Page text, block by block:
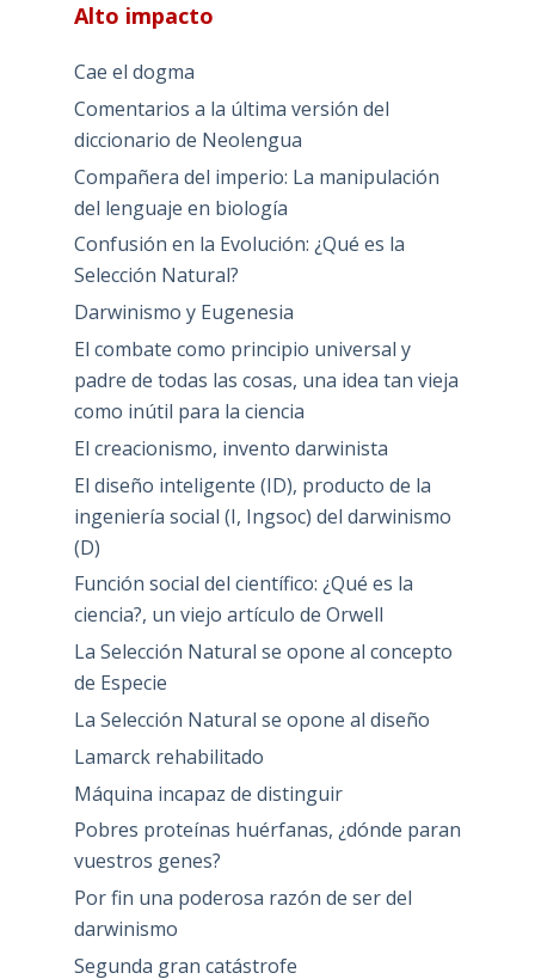
Alto impacto
Cae el dogma
Comentarios a la última versión del
diccionario de Neolengua
Compañera del imperio: La manipulación
del lenguaje en biología
Confusión en la Evolución: ¿Qué es la
Selección Natural?
Darwinismo y Eugenesia
El combate como principio universal y
padre de todas las cosas, una idea tan vieja
como inútil para la ciencia
El creacionismo, invento darwinista
El diseño inteligente (ID), producto de la
ingeniería social (I, Ingsoc) del darwinismo
(D)
Función social del científico: ¿Qué es la
ciencia?, un viejo artículo de Orwell
La Selección Natural se opone al concepto
de Especie
La Selección Natural se opone al diseño
Lamarck rehabilitado
Máquina incapaz de distinguir
Pobres proteínas huérfanas, ¿dónde paran
vuestros genes?
Por fin una poderosa razón de ser del
darwinismo
Segunda gran catástrofe